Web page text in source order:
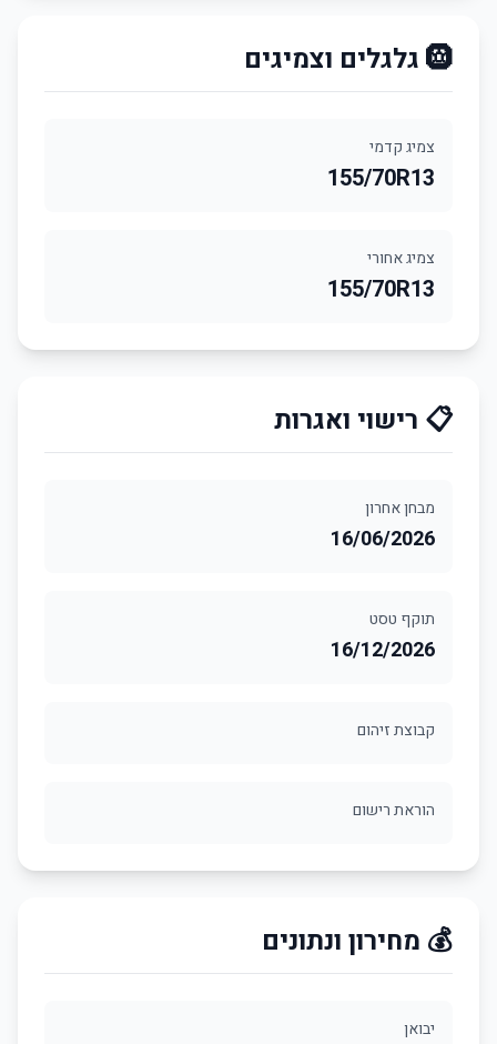
🛞 גלגלים וצמיגים
צמיג קדמי
155/70R13
צמיג אחורי
155/70R13
📋 רישוי ואגרות
מבחן אחרון
16/06/2026
תוקף טסט
16/12/2026
קבוצת זיהום
הוראת רישום
💰 מחירון ונתונים
יבואן